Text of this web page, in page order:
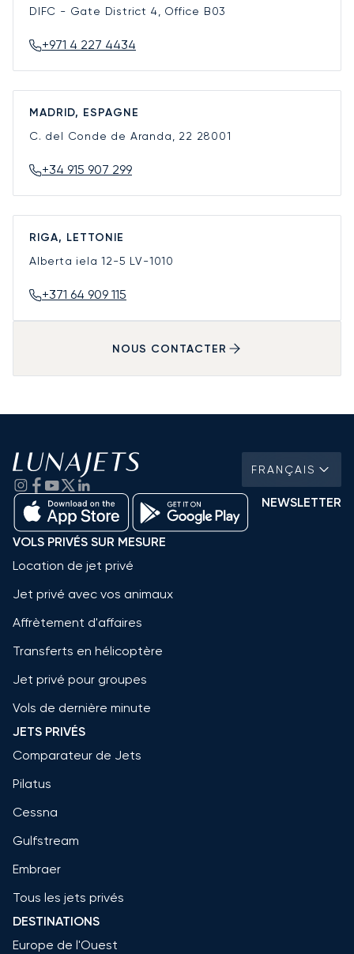
DIFC - Gate District 4, Office B03
+971 4 227 4434
MADRID, ESPAGNE
C. del Conde de Aranda, 22 28001
+34 915 907 299
RIGA, LETTONIE
Alberta iela 12-5 LV-1010
+371 64 909 115
NOUS CONTACTER
FRANÇAIS
NEWSLETTER
VOLS PRIVÉS SUR MESURE
Location de jet privé
Jet privé avec vos animaux
Affrètement d'affaires
Transferts en hélicoptère
Jet privé pour groupes
Vols de dernière minute
JETS PRIVÉS
Comparateur de Jets
Pilatus
Cessna
Gulfstream
Embraer
Tous les jets privés
DESTINATIONS
Europe de l'Ouest